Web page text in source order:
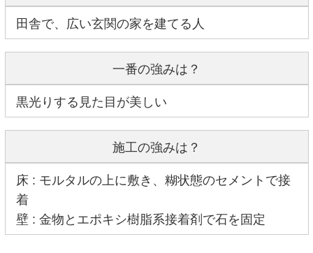
田舎で、広い玄関の家を建てる人
一番の強みは？
黒光りする見た目が美しい
施工の強みは？
床 : モルタルの上に敷き、糊状態のセメントで接
着
壁 : 金物とエポキシ樹脂系接着剤で石を固定